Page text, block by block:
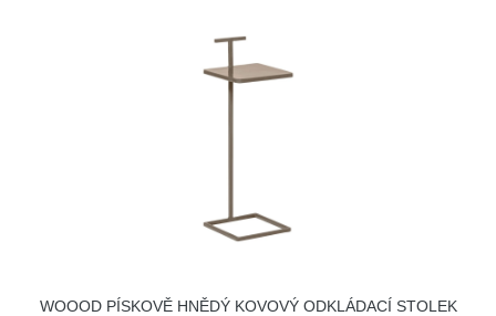
WOOOD PÍSKOVĚ HNĚDÝ KOVOVÝ ODKLÁDACÍ STOLEK